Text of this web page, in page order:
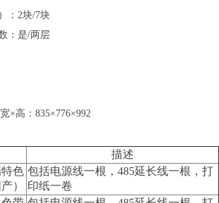
：2块/7块
：是/两层
×高：835×776×992
描述
色
）
包括电源线一根，485延长线一根，打
印纸一卷